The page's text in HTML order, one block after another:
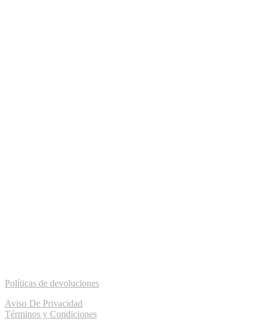
Políticas de devoluciones
Aviso De Privacidad
Términos y Condiciones